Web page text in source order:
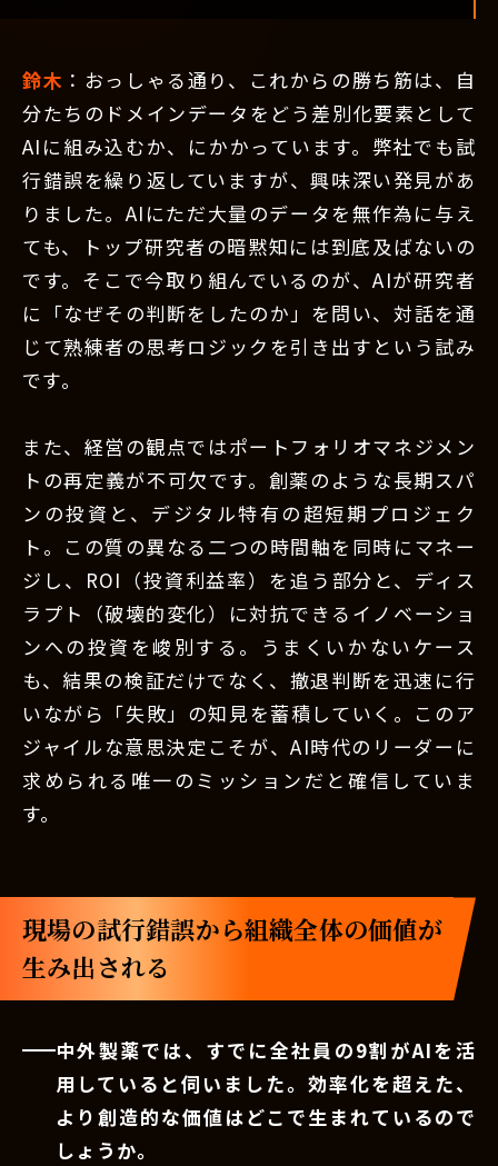
鈴木 ：おっしゃる通り、これからの勝ち筋は、自
分たちのドメインデータをどう差別化要素として
AIに組み込むか、にかかっています。弊社でも試
行錯誤を繰り返していますが、興味深い発見があ
りました。AIにただ大量のデータを無作為に与え
ても、トップ研究者の暗黙知には到底及ばないの
です。そこで今取り組んでいるのが、AIが研究者
に「なぜその判断をしたのか」を問い、対話を通
じて熟練者の思考ロジックを引き出すという試み
です。
また、経営の観点ではポートフォリオマネジメン
トの再定義が不可欠です。創薬のような長期スパ
ンの投資と、デジタル特有の超短期プロジェク
ト。この質の異なる二つの時間軸を同時にマネー
ジし、ROI（投資利益率）を追う部分と、ディス
ラプト（破壊的変化）に対抗できるイノベーショ
ンへの投資を峻別する。うまくいかないケース
も、結果の検証だけでなく、撤退判断を迅速に行
いながら「失敗」の知見を蓄積していく。このア
ジャイルな意思決定こそが、AI時代のリーダーに
求められる唯一のミッションだと確信していま
す。
現場の試行錯誤から組織全体の価値が
生み出される
中外製薬では、すでに全社員の9割がAIを活
用していると伺いました。効率化を超えた、
より創造的な価値はどこで生まれているので
しょうか。